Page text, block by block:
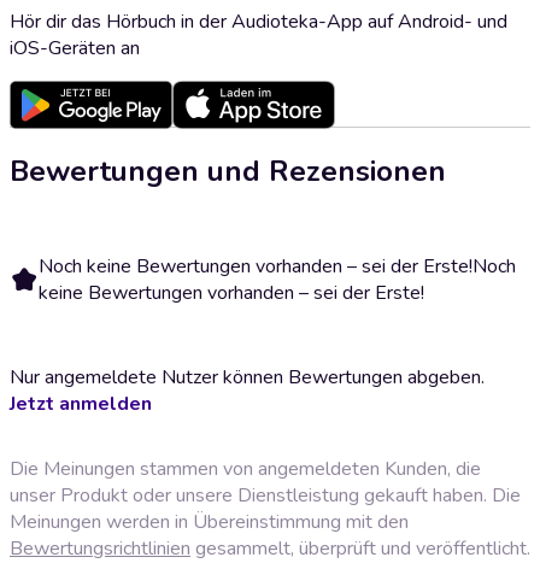
Hör dir das Hörbuch in der Audioteka-App auf Android- und
iOS-Geräten an
Bewertungen und Rezensionen
Noch keine Bewertungen vorhanden – sei der Erste!Noch
keine Bewertungen vorhanden – sei der Erste!
Nur angemeldete Nutzer können Bewertungen abgeben.
Jetzt anmelden
Die Meinungen stammen von angemeldeten Kunden, die
unser Produkt oder unsere Dienstleistung gekauft haben. Die
Meinungen werden in Übereinstimmung mit den
Bewertungsrichtlinien gesammelt, überprüft und veröffentlicht.